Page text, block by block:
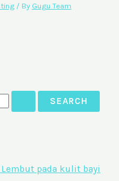
/ By Gugu Team
Lembut pada kulit bayi